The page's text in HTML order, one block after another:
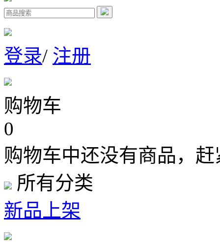
登录/ 注册
购物车
0
购物车中还没有商品，
所有分类
新品上架